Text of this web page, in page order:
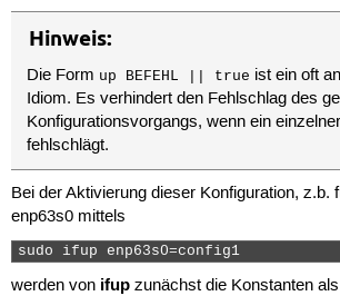
Hinweis:
Die Form up BEFEHL || true ist ein oft
Idiom. Es verhindert den Fehlschlag des
Konfigurationsvorgangs, wenn ein
fehlschlägt.
Bei der Aktivierung dieser Konfiguration, z.b.
enp63s0 mittels
sudo ifup enp63s0=config1
werden von ifupzunächst die Konstanten